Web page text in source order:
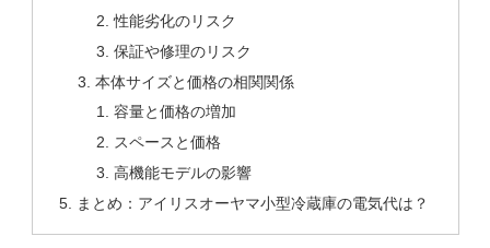
性能劣化のリスク
保証や修理のリスク
本体サイズと価格の相関関係
容量と価格の増加
スペースと価格
高機能モデルの影響
まとめ：アイリスオーヤマ小型冷蔵庫の電気代は？